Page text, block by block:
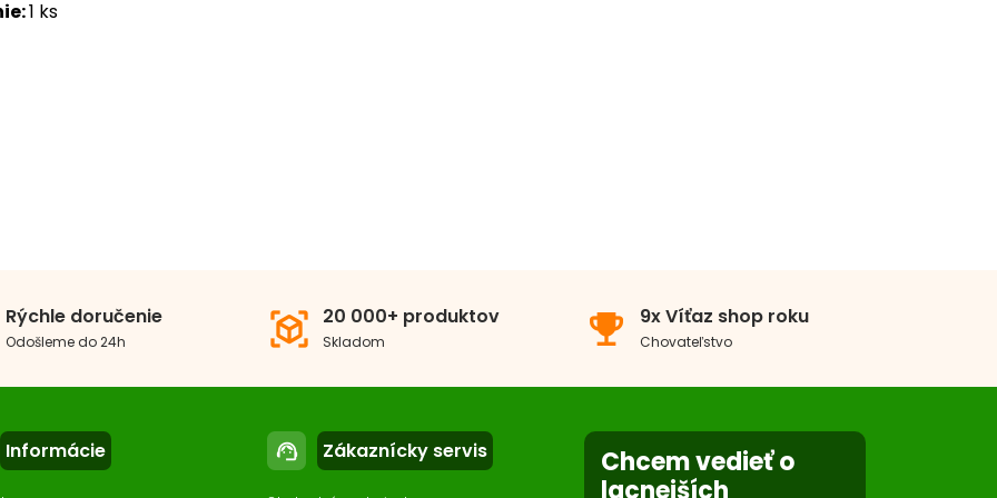
1 ks
€
Kúpiť
Rýchle doručenie
Odošleme do 24h view_in_ar 20 000+ produktov
Skladom emoji_events 9x Víťaz shop roku
Chovateľstvo
Informácie support_agent Zákaznícky servis
Chcem vedieť o
lacnejších